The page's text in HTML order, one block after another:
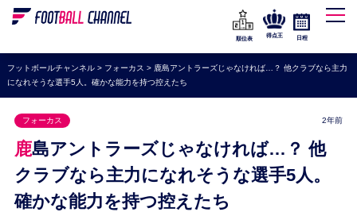
WEリーグ
海外サッカー
プレミアリーグ
ラ・リーガ
セリエA
ブンデスリーガ
UEFA
順位表
得点王 日程
フットボールチャンネル> フォーカス > 鹿島アントラーズじゃなければ…？ 他クラブなら主力
になれそうな選手5人。確かな能力を持つ控えたち
フォーカス 2年前
鹿島アントラーズじゃなければ…？ 他
クラブなら主力になれそうな選手5人。
確かな能力を持つ控えたち